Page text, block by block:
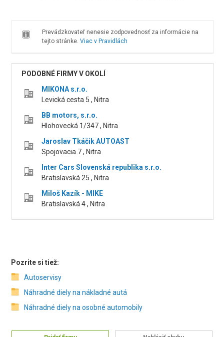
Prevádzkovateľ nenesie zodpovednosť za informácie na
tejto stránke. Viac v Pravidlách
PODOBNÉ FIRMY V OKOLÍ
MIKONA s.r.o.
Levická cesta 5 , Nitra
BB motors, s.r.o.
Hlohovecká 1/347 , Nitra
Jaroslav Tkáčik AUTOAST
Spojovacia 7 , Nitra
Inter Cars Slovenská republika s.r.o.
Bratislavská 25 , Nitra
Miloš Kazík - MIKE
Bratislavská 4 , Nitra
Pozrite si tiež:
Autoservisy
Náhradné diely na nákladné autá
Náhradné diely na osobné automobily